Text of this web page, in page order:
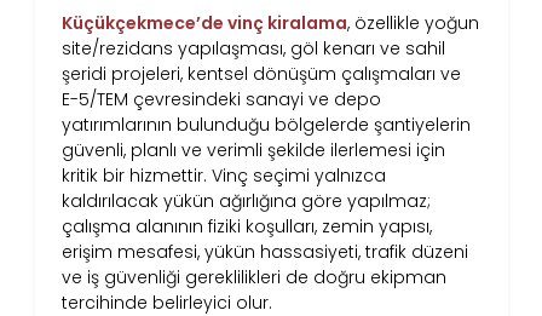
Küçükçekmece’de vinç kiralama, özellikle yoğun
site/rezidans yapılaşması, göl kenarı ve sahil
şeridi projeleri, kentsel dönüşüm çalışmaları ve
E-5/TEM çevresindeki sanayi ve depo
yatırımlarının bulunduğu bölgelerde şantiyelerin
güvenli, planlı ve verimli şekilde ilerlemesi için
kritik bir hizmettir. Vinç seçimi yalnızca
kaldırılacak yükün ağırlığına göre yapılmaz;
çalışma alanının fiziki koşulları, zemin yapısı,
erişim mesafesi, yükün hassasiyeti, trafik düzeni
ve iş güvenliği gereklilikleri de doğru ekipman
tercihinde belirleyici olur.